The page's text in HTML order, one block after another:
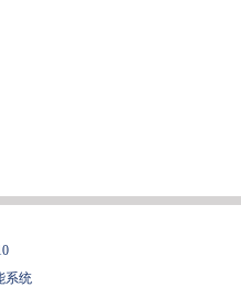
系统